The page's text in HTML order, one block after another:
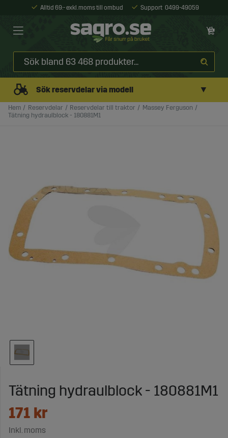
Alltid 69:- exkl. moms till ombud Support 0499-49059
Sök reservdelar via modell ▼
Hem Reservdelar Reservdelar till traktor
Massey Ferguson
Tätning hydraulblock - 180881M1
Tätning hydraulblock - 180881M1
171 kr
Inkl. moms